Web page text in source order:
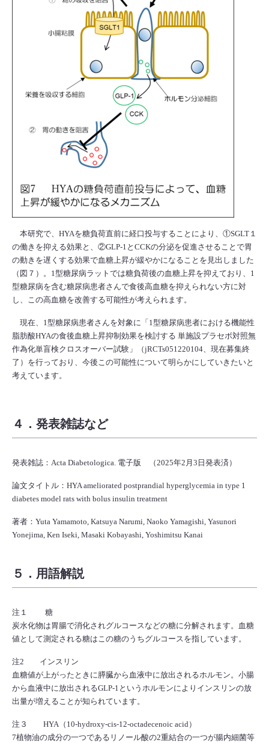
本研究で、HYAを糖負荷直前に経口投与することにより、①SGLT１
の働きを抑える効果と、②GLP-1とCCKの分泌を促進させることで胃
の動きを遅くする効果で血糖上昇が緩やかになることを見出しました
（図７）。1型糖尿病ラットでは糖負荷後の血糖上昇を抑えており、1
型糖尿病を含む糖尿病患者さんで食後高血糖を抑えられない方に対
し、この高血糖を改善する可能性が考えられます。
現在、1型糖尿病患者さんを対象に「1型糖尿病患者における機能性
脂肪酸HYAの食後血糖上昇抑制効果を検討する 単施設プラセボ対照無
作為化単盲検クロスオーバー試験」（jRCTs051220104、現在募集終
了）を行っており、今後この可能性について明らかにしていきたいと
考えています。
４．発表雑誌など
発表雑誌：Acta Diabetologica. 電子版 （2025年2月3日発表済）
論文タイトル：HYA ameliorated postprandial hyperglycemia in type 1
diabetes model rats with bolus insulin treatment
著者：Yuta Yamamoto, Katsuya Narumi, Naoko Yamagishi, Yasunori
Yonejima, Ken Iseki, Masaki Kobayashi, Yoshimitsu Kanai
５．用語解説
注１ 糖
炭水化物は胃腸で消化されグルコースなどの糖に分解されます。血糖
値として測定される糖はこの糖のうちグルコースを指しています。
注2 インスリン
血糖値が上がったときに膵臓から血液中に放出されるホルモン。小腸
から血液中に放出されるGLP-1というホルモンによりインスリンの放
出量が増えることが知られています。
注３ HYA（10-hydroxy-cis-12-octadecenoic acid）
7植物油の成分の一つであるリノール酸の2重結合の一つが腸内細菌等